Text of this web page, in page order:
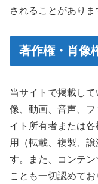
されることがありま
著作権・肖像
当サイトで掲載し
像、動画、音声、
イト所有者または
用（転載、複製、
す。また、コンテ
ことも一切認めてお